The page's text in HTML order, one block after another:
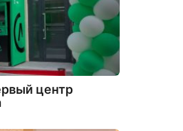
центр